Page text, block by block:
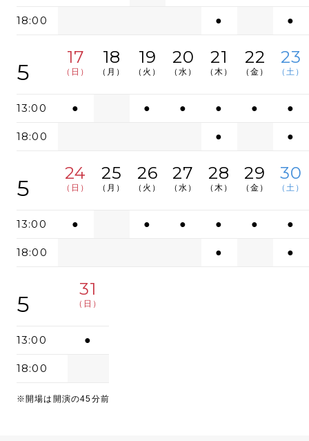
18:00 ● ●
5
17
（日）
18
（月）
19
（火）
20
（水）
21
（木）
22
（金）
23
（土）
13:00 ● ● ● ● ● ●
18:00 ● ●
5
24
（日）
25
（月）
26
（火）
27
（水）
28
（木）
29
（金）
30
（土）
13:00 ● ● ● ● ● ●
18:00 ● ●
5
31
（日）
13:00 ●
18:00
※開場は開演の45分前